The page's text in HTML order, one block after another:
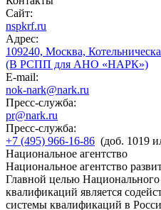
Сайт:
nspkrf.ru
Адрес:
109240, Москва,
(В РСПП для АНО «НАРК»)
E-mail:
nok-nark@nark.ru
Пресс-служба:
pr@nark.ru
Пресс-служба:
+7 (495) 966-16-86 (доб. 1019
Национальное агентство
Национальное агентство
Главной целью Национального
квалификаций является
системы квалификаций в